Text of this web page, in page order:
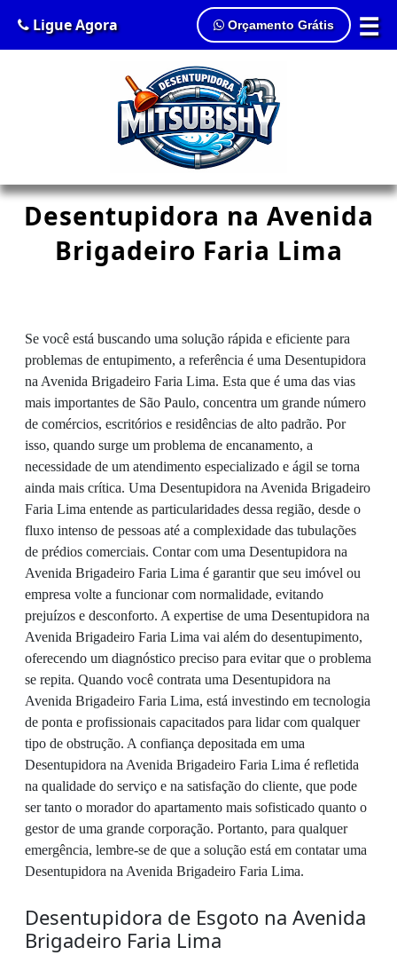
☰
Ligue Agora Orçamento Grátis
Desentupidora na Avenida
Brigadeiro Faria Lima
Se você está buscando uma solução rápida e eficiente para
problemas de entupimento, a referência é uma Desentupidora
na Avenida Brigadeiro Faria Lima. Esta que é uma das vias
mais importantes de São Paulo, concentra um grande número
de comércios, escritórios e residências de alto padrão. Por
isso, quando surge um problema de encanamento, a
necessidade de um atendimento especializado e ágil se torna
ainda mais crítica. Uma Desentupidora na Avenida Brigadeiro
Faria Lima entende as particularidades dessa região, desde o
fluxo intenso de pessoas até a complexidade das tubulações
de prédios comerciais. Contar com uma Desentupidora na
Avenida Brigadeiro Faria Lima é garantir que seu imóvel ou
empresa volte a funcionar com normalidade, evitando
prejuízos e desconforto. A expertise de uma Desentupidora na
Avenida Brigadeiro Faria Lima vai além do desentupimento,
oferecendo um diagnóstico preciso para evitar que o problema
se repita. Quando você contrata uma Desentupidora na
Avenida Brigadeiro Faria Lima, está investindo em tecnologia
de ponta e profissionais capacitados para lidar com qualquer
tipo de obstrução. A confiança depositada em uma
Desentupidora na Avenida Brigadeiro Faria Lima é refletida
na qualidade do serviço e na satisfação do cliente, que pode
ser tanto o morador do apartamento mais sofisticado quanto o
gestor de uma grande corporação. Portanto, para qualquer
emergência, lembre-se de que a solução está em contatar uma
Desentupidora na Avenida Brigadeiro Faria Lima.
Desentupidora de Esgoto na Avenida
Brigadeiro Faria Lima